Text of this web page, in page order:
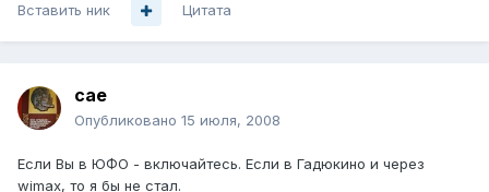
Вставить ник Цитата
cae
Опубликовано 15 июля, 2008
Если Вы в ЮФО - включайтесь. Если в Гадюкино и через
wimax, то я бы не стал.